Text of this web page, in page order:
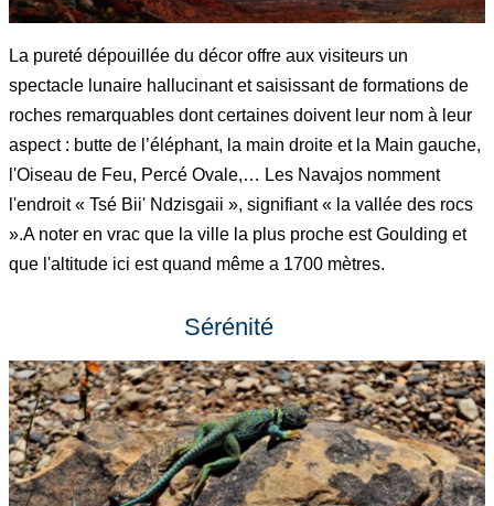
La pureté dépouillée du décor offre aux visiteurs un
spectacle lunaire hallucinant et saisissant de formations de
roches remarquables dont certaines doivent leur nom à leur
aspect : butte de l’éléphant, la main droite et la Main gauche,
l'Oiseau de Feu, Percé Ovale,… Les Navajos nomment
l'endroit « Tsé Bii' Ndzisgaii », signifiant « la vallée des rocs
».A noter en vrac que la ville la plus proche est Goulding et
que l'altitude ici est quand même a 1700 mètres.
Sérénité